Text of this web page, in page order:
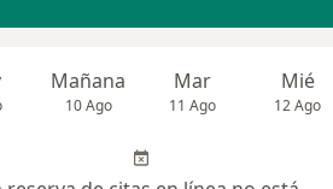
Mañana
10 Ago
Mar
11 Ago
Mié
12 Ago